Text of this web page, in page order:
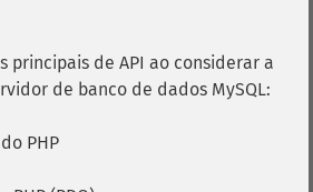
principais de API ao considerar a
de banco de dados MySQL:
PHP